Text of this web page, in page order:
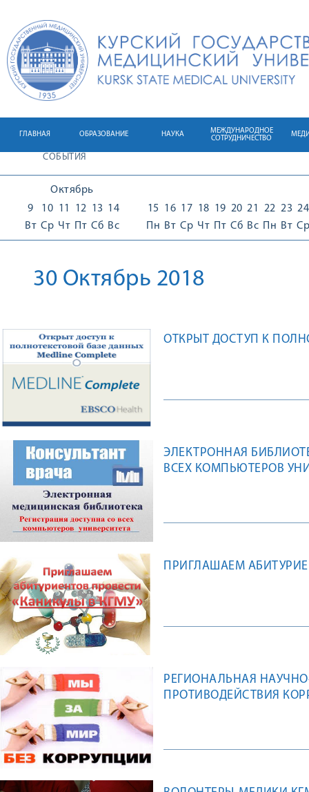
ГЛАВНАЯ ОБРАЗОВАНИЕ НАУКА
МЕЖДУНАРОДНОЕ
СОТРУДНИЧЕСТВО
СОБЫТИЯ
Октябрь
9
Вт
10
Ср
11
Чт
12
Пт
13
Сб
14
Вс
15
Пн
16
Вт
17
Ср
18
Чт
19
Пт
20
Сб
21
Вс
22
Пн
23
Вт
24
Ср
30 Октябрь 2018
ОТКРЫТ ДОСТУП К
ЭЛЕКТРОННАЯ
ВСЕХ КОМПЬЮТЕРОВ
ПРИГЛАШАЕМ
РЕГИОНАЛЬНАЯ
ПРОТИВОДЕЙСТВИЯ